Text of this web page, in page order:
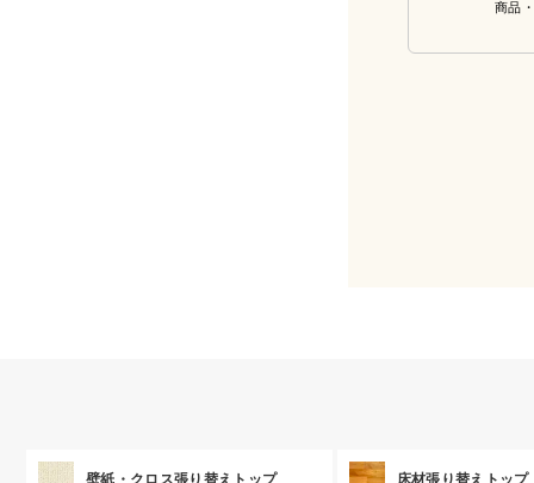
商品
壁紙・クロス張り替えトップ 床材張り替えトップ